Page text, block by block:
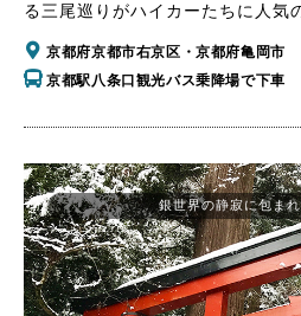
る三尾巡りがハイカーたちに人気
京都府京都市右京区・京都府亀岡市
京都駅八条口観光バス乗降場で下車
銀世界の静寂に包ま